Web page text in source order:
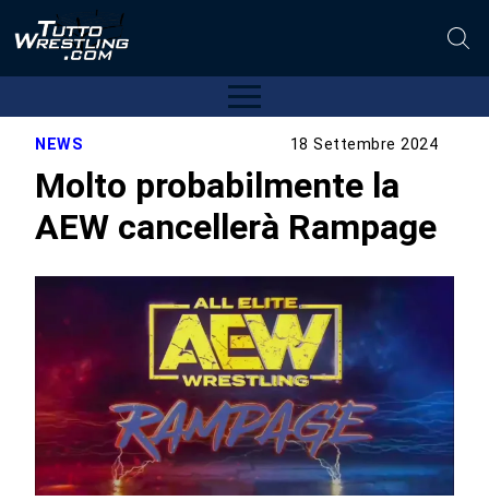
NEWS 18 Settembre 2024
Molto probabilmente la
AEW cancellerà Rampage